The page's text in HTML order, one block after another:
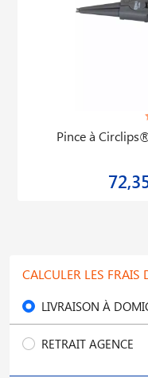
Pince à
CALCULER LES FRAIS
LIVRAISON À
RETRAIT AGENCE